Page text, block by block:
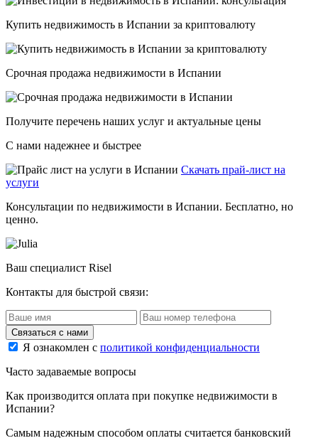
Купить недвижимость в Испании за криптовалюту
Срочная продажа недвижимости в Испании
Получите перечень наших услуг и актуальные цены
C нами надежнее и быстрее
Скачать прай-лист на
услуги
Консультации по недвижимости в Испании. Бесплатно, но
ценно.
Ваш специалист Risel
Контакты для быстрой связи:
Связаться с нами
Я ознакомлен с политикой конфиденциальности
Часто задаваемые вопросы
Как производится оплата при покупке недвижимости в
Испании?
Самым надежным способом оплаты считается банковский